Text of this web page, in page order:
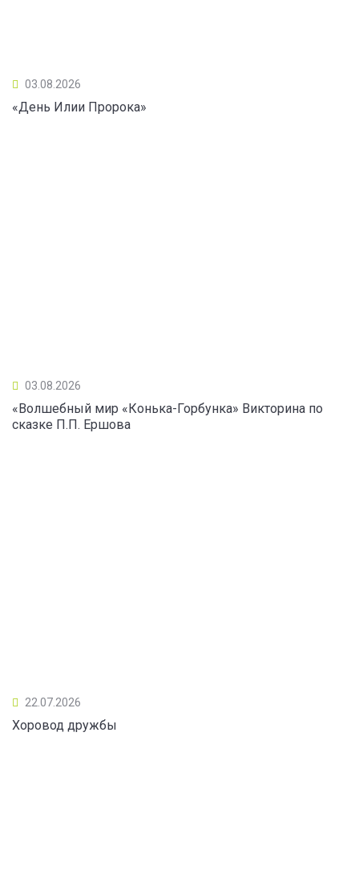
03.08.2026
«День Илии Пророка»
03.08.2026
«Волшебный мир «Конька-Горбунка» Викторина по
сказке П.П. Ершова
22.07.2026
Хоровод дружбы